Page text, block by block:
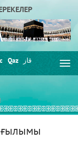
Qaz قاز